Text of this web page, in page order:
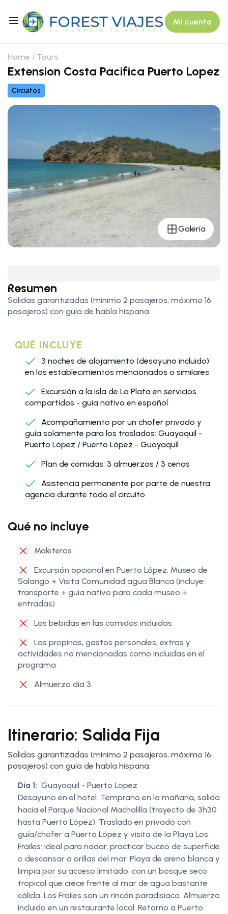
Mi cuenta
Home Tours
Extension Costa Pacifica Puerto Lopez
Circuitos
Galería
Resumen
Salidas garantizadas (mínimo 2 pasajeros, máximo 16
pasajeros) con guía de habla hispana.
QUÉ INCLUYE
3 noches de alojamiento (desayuno incluido)
en los establecimientos mencionados o similares
Excursión a la isla de La Plata en servicios
compartidos - guía nativo en español
Acompañamiento por un chofer privado y
guía solamente para los traslados: Guayaquil -
Puerto López / Puerto López - Guayaquil
Plan de comidas: 3 almuerzos / 3 cenas
Asistencia permanente por parte de nuestra
agencia durante todo el circuito
Qué no incluye
Maleteros
Excursión opcional en Puerto López: Museo de
Salango + Visita Comunidad agua Blanca (incluye:
transporte + guía nativo para cada museo +
entradas)
Las bebidas en las comidas incluidas
Las propinas, gastos personales, extras y
actividades no mencionadas como incluidas en el
programa
Almuerzo día 3
Itinerario: Salida Fija
Salidas garantizadas (mínimo 2 pasajeros, máximo 16
pasajeros) con guía de habla hispana.
Día 1: Guayaquil - Puerto Lopez
Desayuno en el hotel. Temprano en la mañana, salida
hacia el Parque Nacional Machalilla (trayecto de 3h30
hasta Puerto López). Traslado en privado con
guía/chofer a Puerto López y visita de la Playa Los
Frailes: Ideal para nadar, practicar buceo de superficie
o descansar a orillas del mar. Playa de arena blanca y
limpia por su acceso limitado, con un bosque seco
tropical que crece frente al mar de agua bastante
cálida. Los Frailes son un rincón paradisiaco. Almuerzo
incluido en un restaurante local. Retorno a Puerto